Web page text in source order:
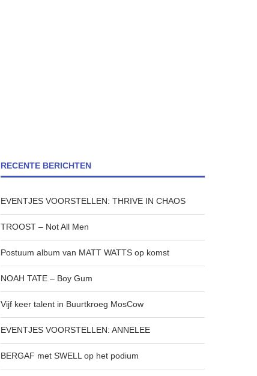
RECENTE BERICHTEN
EVENTJES VOORSTELLEN: THRIVE IN CHAOS
TROOST – Not All Men
Postuum album van MATT WATTS op komst
NOAH TATE – Boy Gum
Vijf keer talent in Buurtkroeg MosCow
EVENTJES VOORSTELLEN: ANNELEE
BERGAF met SWELL op het podium